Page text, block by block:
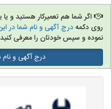
اگر شما هم تعمیرکار هستید و
روی دکمهدرج آگهی و نام شما در
نموده و سپس خودتان را معرفی
درج آگهی و